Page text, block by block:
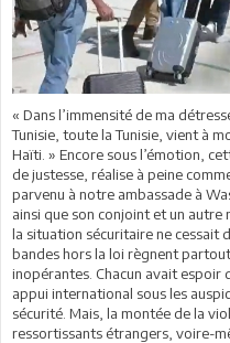
« Dans l’immensité de ma
Tunisie, toute la Tunisie, vient à
Haïti. » Encore sous l’émotion,
de justesse, réalise à peine
parvenu à notre ambassade à
ainsi que son conjoint et un autre
la situation sécuritaire ne cessait
bandes hors la loi règnent
inopérantes. Chacun avait espoir
appui international sous les
sécurité. Mais, la montée de la
ressortissants étrangers, voire-